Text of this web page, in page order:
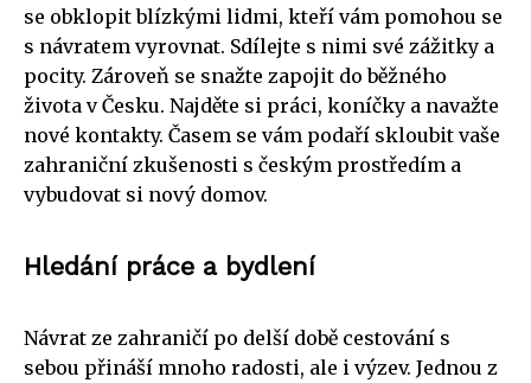
se obklopit blízkými lidmi, kteří vám pomohou se
s návratem vyrovnat. Sdílejte s nimi své zážitky a
pocity. Zároveň se snažte zapojit do běžného
života v Česku. Najděte si práci, koníčky a navažte
nové kontakty. Časem se vám podaří skloubit vaše
zahraniční zkušenosti s českým prostředím a
vybudovat si nový domov.
Hledání práce a bydlení
Návrat ze zahraničí po delší době cestování s
sebou přináší mnoho radosti, ale i výzev. Jednou z